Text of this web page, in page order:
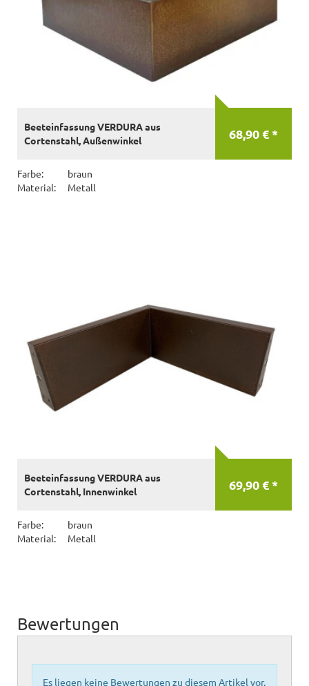
68,90 € *
Beeteinfassung VERDURA aus
Cortenstahl, Außenwinkel
Farbe:
braun
Material:
Metall
69,90 € *
Beeteinfassung VERDURA aus
Cortenstahl, Innenwinkel
Farbe:
braun
Material:
Metall
Bewertungen
Es liegen keine Bewertungen zu diesem Artikel vor.